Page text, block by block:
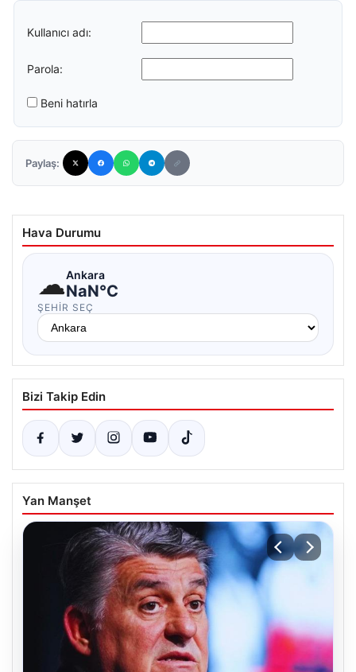
Kullanıcı adı:
Parola:
Beni hatırla
Paylaş:
Hava Durumu
☁Ankara
NaN°C
ŞEHIR SEÇ
Bizi Takip Edin
Yan Manşet